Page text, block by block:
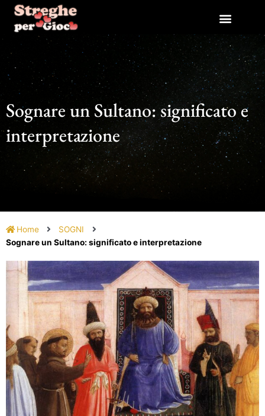
contenuto
Sognare un Sultano: significato e
interpretazione
Home
SOGNI
Sognare un Sultano: significato e interpretazione